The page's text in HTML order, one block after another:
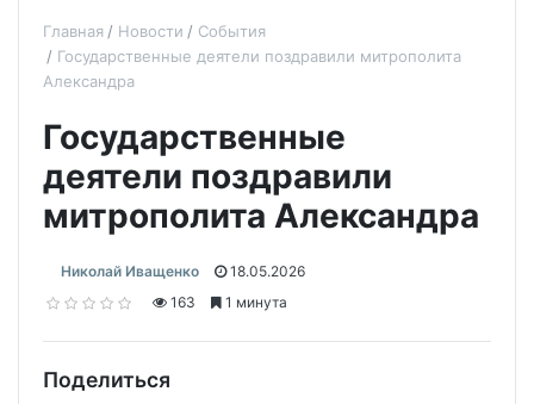
Главная Новости
События
Государственные деятели поздравили митрополита
Александра
Государственные
деятели поздравили
митрополита Александра
Николай Иващенко
18.05.2026
163
1 минута
Поделиться